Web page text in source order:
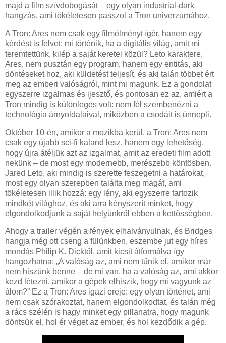
majd a film szívdobogását – egy olyan industrial-dark
hangzás, ami tökéletesen passzol a Tron univerzumához.
A Tron: Ares nem csak egy filmélményt ígér, hanem egy
kérdést is felvet: mi történik, ha a digitális világ, amit mi
teremtettünk, kilép a saját keretei közül? Leto karaktere,
Ares, nem pusztán egy program, hanem egy entitás, aki
döntéseket hoz, aki küldetést teljesít, és aki talán többet ért
meg az emberi valóságról, mint mi magunk. Ez a gondolat
egyszerre izgalmas és ijesztő, és pontosan ez az, amiért a
Tron mindig is különleges volt: nem fél szembenézni a
technológia árnyoldalaival, miközben a csodáit is ünnepli.
Október 10-én, amikor a mozikba kerül, a Tron: Ares nem
csak egy újabb sci-fi kaland lesz, hanem egy lehetőség,
hogy újra átéljük azt az izgalmat, amit az eredeti film adott
nekünk – de most egy modernebb, merészebb köntösben.
Jared Leto, aki mindig is szerette feszegetni a határokat,
most egy olyan szerepben találta meg magát, ami
tökéletesen illik hozzá: egy lény, aki egyszerre tartozik
mindkét világhoz, és aki arra kényszerít minket, hogy
elgondolkodjunk a saját helyünkről ebben a kettősségben.
Ahogy a trailer végén a fények elhalványulnak, és Bridges
hangja még ott cseng a fülünkben, eszembe jut egy híres
mondás Philip K. Dicktől, amit kicsit átformálva így
hangozhatna: „A valóság az, ami nem tűnik el, amikor már
nem hiszünk benne – de mi van, ha a valóság az, ami akkor
kezd létezni, amikor a gépek elhiszik, hogy mi vagyunk az
álom?” Ez a Tron: Ares igazi ereje: egy olyan történet, ami
nem csak szórakoztat, hanem elgondolkodtat, és talán még
a rács szélén is hagy minket egy pillanatra, hogy magunk
döntsük el, hol ér véget az ember, és hol kezdődik a gép.